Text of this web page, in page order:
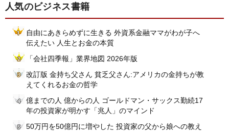
人気のビジネス書籍
自由にあきらめずに生きる 外資系金融ママがわが子へ
伝えたい 人生とお金の本質
「会社四季報」業界地図 2026年版
改訂版 金持ち父さん 貧乏父さん:アメリカの金持ちが教
えてくれるお金の哲学
億までの人 億からの人 ゴールドマン・サックス勤続17
年の投資家が明かす「兆人」のマインド
50万円を50億円に増やした 投資家の父から娘への教え